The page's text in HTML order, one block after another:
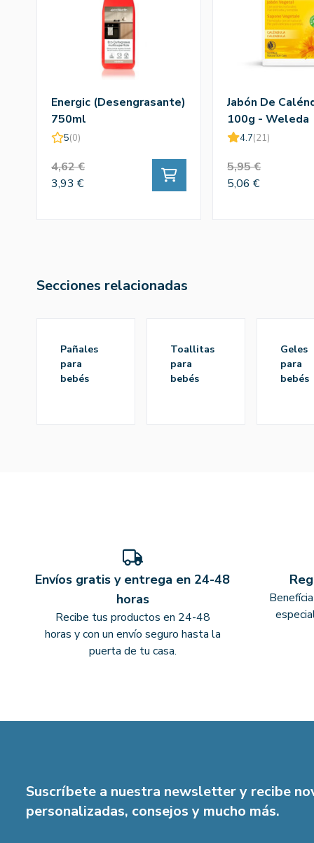
Energic (Desengrasante)
750ml
5(0)
4,62 €
3,93 €
Jabón De
100g - Weleda
4.7(21)
5,95 €
5,06 €
Secciones relacionadas
pañales
para
bebés
toallitas
para
bebés
geles
para
bebés
Envíos gratis y entrega en 24-48
horas
Recibe tus productos en 24-48
horas y con un envío seguro hasta la
puerta de tu casa.
Suscríbete a nuestra newsletter y recibe
personalizadas, consejos y mucho más.